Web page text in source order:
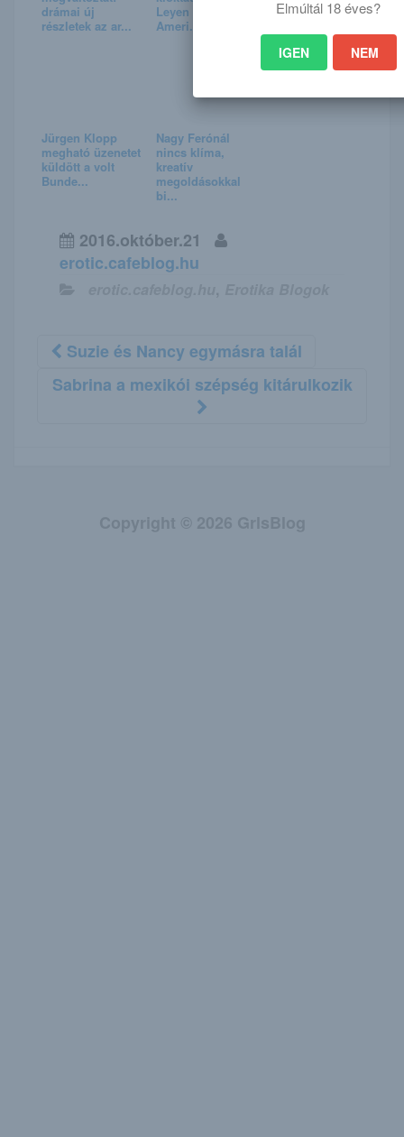
drámai új
részletek az ar...
Leyen megmondta
Ameri...
Jürgen Klopp
megható üzenetet
küldött a volt
Bunde...
Nagy Ferónál
nincs klíma,
kreatív
megoldásokkal
bi...
2016.október.21
erotic.cafeblog.hu
,
Suzie és Nancy egymásra talál
Sabrina a mexikói szépség kitárulkozik
Elmúltál 18 éves?
IGEN NEM